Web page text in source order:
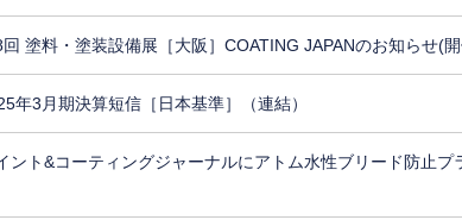
塗料・塗装設備展［大阪］COATING JAPANのお知らせ(
年3月期決算短信［日本基準］（連結）
ント&コーティングジャーナルにアトム水性ブリード防止プ